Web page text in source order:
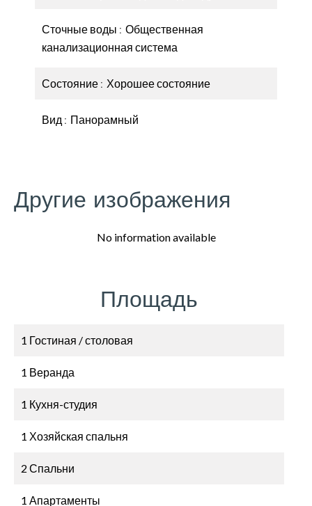
Сточные воды
Общественная
канализационная система
Состояние Хорошее состояние
Вид Панорамный
Другие изображения
No information available
Площадь
1 Гостиная / столовая
1 Веранда
1 Кухня-студия
1 Хозяйская спальня
2 Спальни
1 Апартаменты